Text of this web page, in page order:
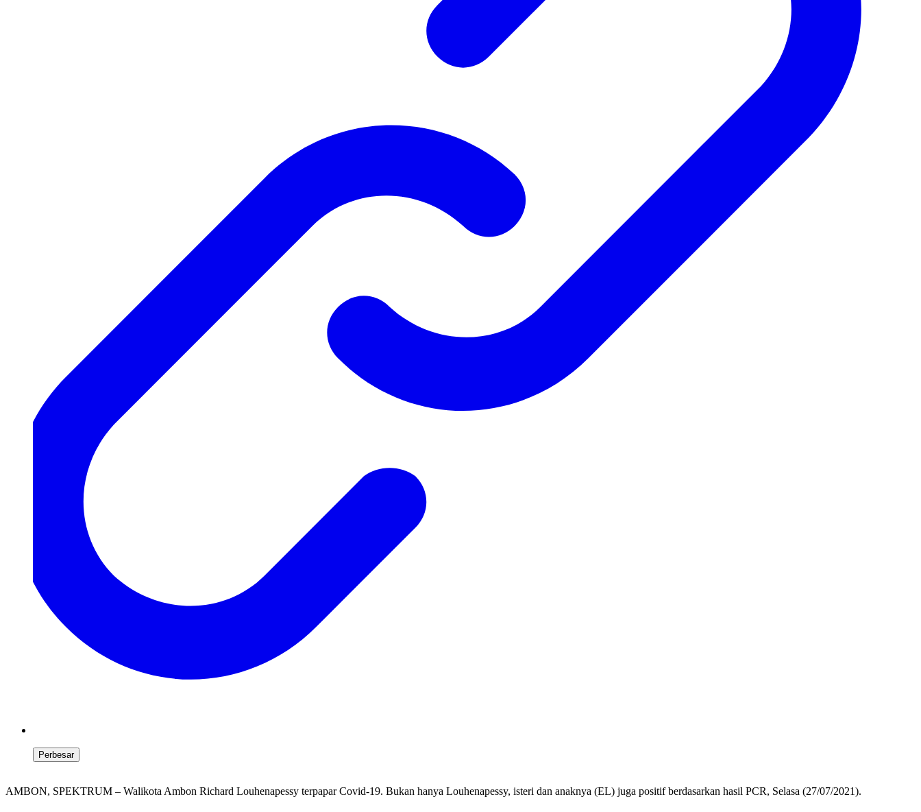
Perbesar
AMBON, SPEKTRUM – Walikota Ambon Richard Louhenapessy terpapar Covid-19. Bukan hanya Louhenapessy, isteri dan anaknya (EL) juga positif berdasarkan hasil PCR, Selasa (27/07/2021).